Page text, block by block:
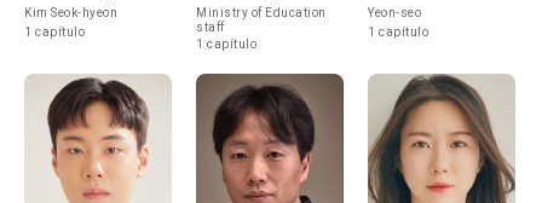
Kim Seok-hyeon
1 capítulo
Ministry of Education
staff
1 capítulo
Yeon-seo
1 capítulo